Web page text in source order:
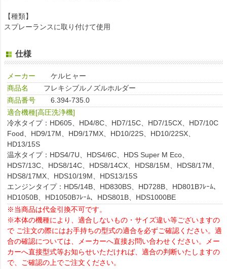
【種類】
スプレーランスに取り付けて使用
仕様
メーカー
ケルヒャー
商品名
フレキシブルノズルホルダー
商品番号
6.394-735.0
適合機種[高圧洗浄機]
冷水タイプ：HD605、HD4/8C、HD7/15C、HD7/15CX、HD7/10C
Food、HD9/17M、HD9/17MX、HD10/22S、HD10/22SX、
HD13/15S
温水タイプ：HDS4/7U、HDS4/6C、HDS Super M Eco、
HDS7/13C、HDS8/14C、HDS8/14CX、HDS8/15M、HDS8/17M、
HDS8/17MX、HDS10/19M、HDS13/15S
エンジンタイプ：HD5/14B、HD830BS、HD728B、HD801Bﾌﾚｰﾑ、
HD1050B、HD1050Bﾌﾚｰﾑ、HDS801B、HDS1000BE
※当商品は代金引換不可です。
※本体の機種により、適合しないもの・サイズ違い等ございますの
で ご注文の際にはお手持ちの型式の適合を必ずご確認ください。適
合の確認については、メーカーへ直接お問い合わせください。メー
カーへ直接型式等お知らせいただければ、適合の判断いたしますの
で、ご確認の上でご注文ください。